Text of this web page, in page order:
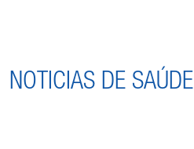
NOTICIAS DE SAÚDE